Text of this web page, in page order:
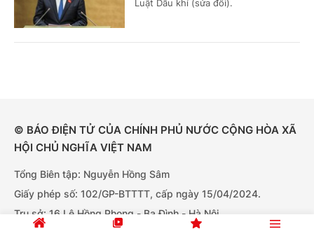
Luật Dầu khí (sửa đổi).
© BÁO ĐIỆN TỬ CỦA CHÍNH PHỦ NƯỚC CỘNG HÒA XÃ
HỘI CHỦ NGHĨA VIỆT NAM
Tổng Biên tập: Nguyễn Hồng Sâm
Giấy phép số: 102/GP-BTTTT, cấp ngày 15/04/2024.
Trụ sở: 16 Lê Hồng Phong - Ba Đình - Hà Nội.